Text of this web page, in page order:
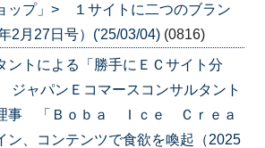
ップ」> １サイトに二つのブラン
2月27日号）('25/03/04) (0816)
ントによる「勝手にＥＣサイト分
ャパンＥコマースコンサルタント
事 「Ｂｏｂａ Ｉｃｅ Ｃｒｅａ
ン、コンテンツで食欲を喚起（2025